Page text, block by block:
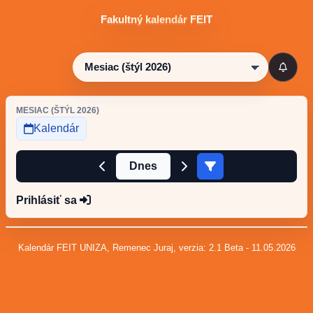
Fakultný kalendár FEIT
MESIAC (ŠTÝL 2026)
Kalendár
Dnes
Prihlásiť sa
Kalendár FEIT UNIZA, Remenec Juraj, verzia: 2.1 Beta - 11.05.2026